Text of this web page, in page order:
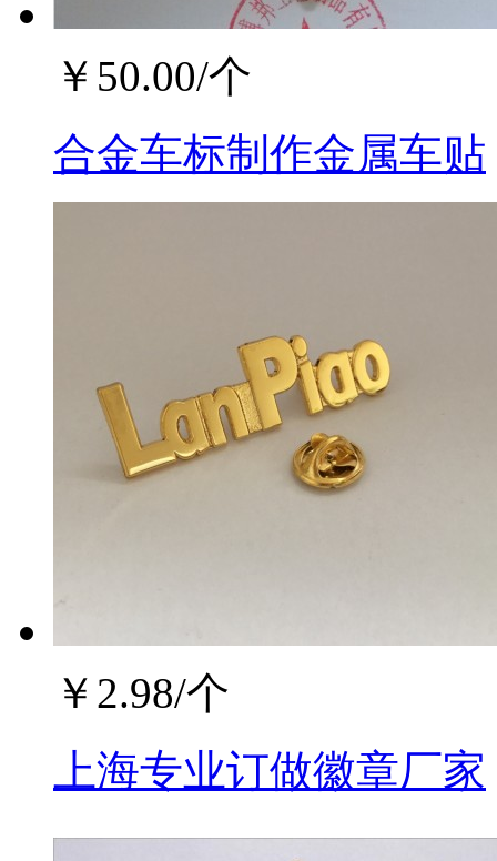
￥ 50.00/个
合金车标制作金属车贴
￥ 2.98/个
上海专业订做徽章厂家